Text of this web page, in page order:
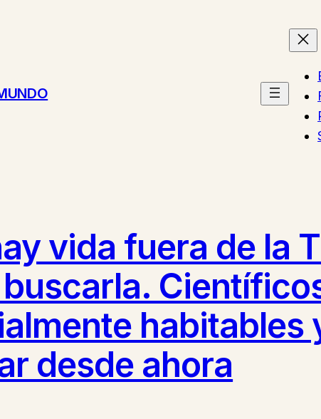
vida fuera de la
habitables
desde ahora